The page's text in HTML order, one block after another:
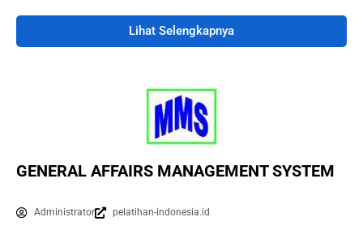
Lihat Selengkapnya
GENERAL AFFAIRS MANAGEMENT SYSTEM
Administrator pelatihan-indonesia.id